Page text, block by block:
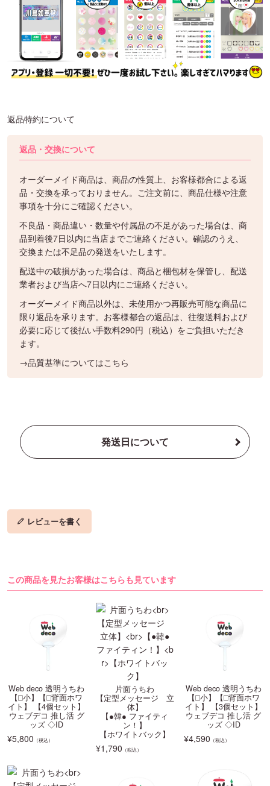
返品特約について
返品・交換について
オーダーメイド商品は、商品の性質上、お客様都合による返
品・交換を承っておりません。ご注文前に、商品仕様や注意
事項を十分にご確認ください。
不良品・商品違い・数量や付属品の不足があった場合は、商
品到着後7日以内に当店までご連絡ください。確認のうえ、
交換または不足品の発送をいたします。
配送中の破損があった場合は、商品と梱包材を保管し、配送
業者および当店へ7日以内にご連絡ください。
オーダーメイド商品以外は、未使用かつ再販売可能な商品に
限り返品を承ります。お客様都合の返品は、往復送料および
必要に応じて後払い手数料290円（税込）をご負担いただき
ます。
→品質基準についてはこちら
発送日について
レビューを書く
この商品を見たお客様はこちらも見ています
Web deco 透明うちわ
【□小】【□背面ホワ
イト】 【4個セット】
ウェブデコ 推し活 グ
ッズ ◇ID
¥5,800 （税込）
片面うちわ
【定型メッセージ 立
体】
【●韓● ファイティ
ン！】
【ホワイトバック】
¥1,790 （税込）
Web deco 透明うちわ
【□小】【□背面ホワ
イト】 【3個セット】
ウェブデコ 推し活 グ
ッズ ◇ID
¥4,590 （税込）